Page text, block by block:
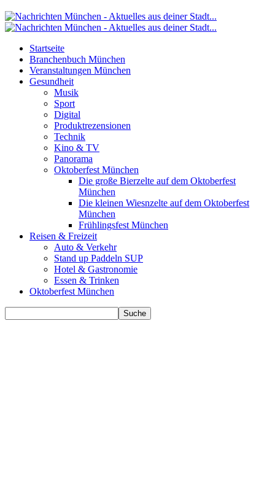
Startseite
Branchenbuch München
Veranstaltungen München
Gesundheit
Musik
Sport
Digital
Produktrezensionen
Technik
Kino & TV
Panorama
Oktoberfest München
Die große Bierzelte auf dem Oktoberfest
München
Die kleinen Wiesnzelte auf dem Oktoberfest
München
Frühlingsfest München
Reisen & Freizeit
Auto & Verkehr
Stand up Paddeln SUP
Hotel & Gastronomie
Essen & Trinken
Oktoberfest München